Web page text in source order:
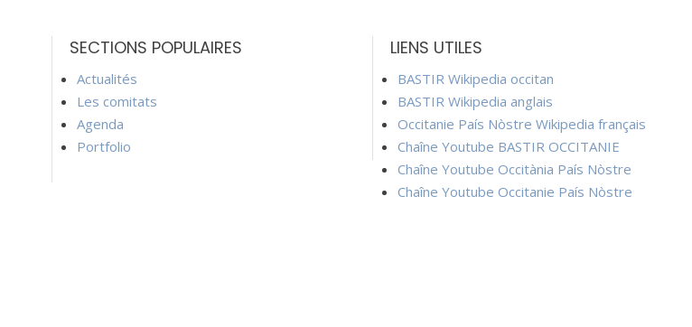
SECTIONS POPULAIRES
Actualités
Les comitats
Agenda
Portfolio
LIENS UTILES
BASTIR Wikipedia occitan
BASTIR Wikipedia anglais
Occitanie País Nòstre Wikipedia français
Chaîne Youtube BASTIR OCCITANIE
Chaîne Youtube Occitània País Nòstre
Chaîne Youtube Occitanie País Nòstre